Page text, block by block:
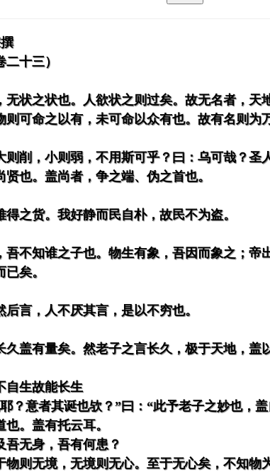
十三）
状之状也。人欲状之则过矣。故无名者，
可命之以有，未可命以众有也。故有名则为
则削，小则弱，不用斯可乎？曰：乌可哉？
也。盖尚者，争之端、伪之首也。
之货。我好静而民自朴，故民不为盗。
不知谁之子也。物生有象，吾因而象之；
矣。
言，人不厌其言，是以不穷也。
久盖有量矣。然老子之言长久，极于天地，
自生故能长生
？意者其诞也欤？”曰：“此予老子之妙也，
。盖有托云耳。
吾无身，吾有何患？
则无境，无境则无心。至于无心矣，不知